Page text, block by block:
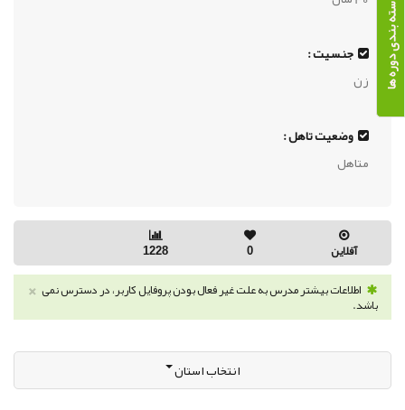
دسته بندی دوره ها
جنسیت :
زن
وضعیت تاهل :
متاهل
آفلاین 0
1228
× اطلاعات بیشتر مدرس به علت غیر فعال بودن پروفایل کاربر، در دسترس نمی
باشد.
انتخاب استان